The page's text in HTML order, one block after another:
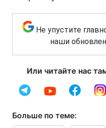
Не упустите
наши
Или читайте нас
Больше по теме: